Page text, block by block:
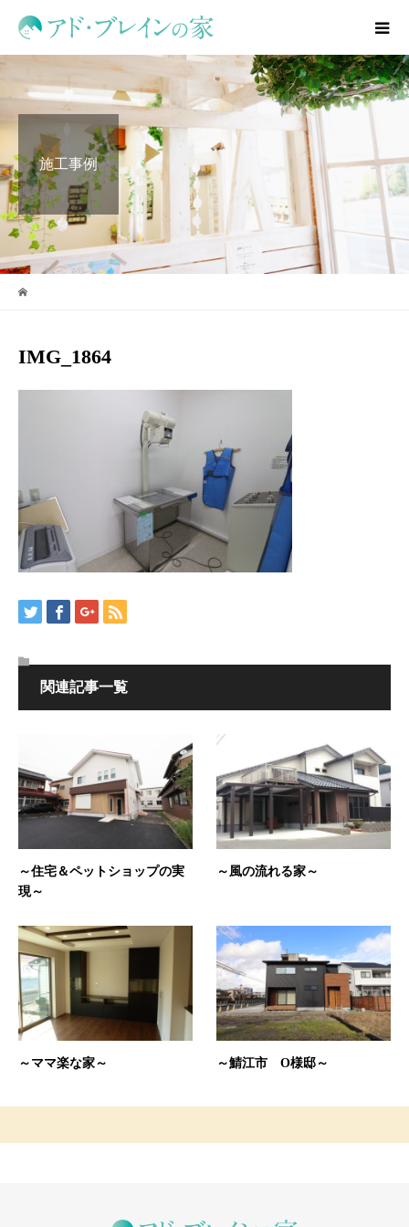
施工事例
IMG_1864
関連記事一覧
～住宅＆ペットショップの実
現～
～風の流れる家～
～ママ楽な家～ ～鯖江市 O様邸～